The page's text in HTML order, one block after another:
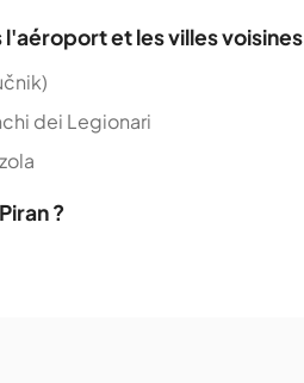
et les villes voisines
dei Legionari
?